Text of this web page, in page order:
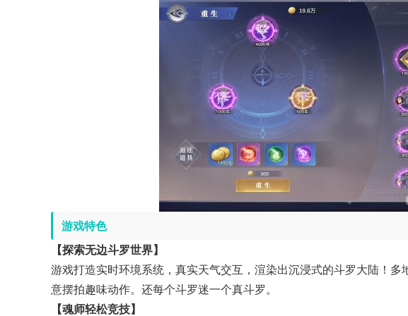
游戏特色
【探索无边斗罗世界】
游戏打造实时环境系统，真实天气交互，渲染出沉浸式的斗罗大陆！
意摆拍趣味动作。还每个斗罗迷一个真斗罗。
【魂师轻松竞技】